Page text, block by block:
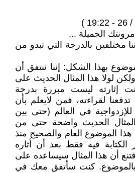
الجميلة ...
مختلفين بالدرجة التي تبدو من
بهذا الشكل: إننا ننتفق أن
لولا هذا المثال الحديث على
إثارته ليست مبررة بدرجة
لقراءته، فمن لايعلم بأن
للإزدواجية في العالم (حتى بين
المثال الحديث واضحة حتى من
هذا الموضوع العام والصحيح منذ
فيه فقط بعد أن أثاره
أن هذا المثال سيساعده على
بالموضوع. كنت سأتفق معك في